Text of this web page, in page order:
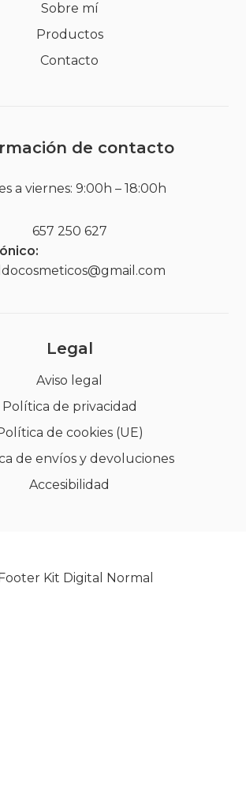
Sobre mí
Productos
Contacto
de contacto
a viernes: 9:00h – 18:00h
657 250 627
Legal
Aviso legal
Política de privacidad
de cookies (UE)
de envíos y devoluciones
Accesibilidad